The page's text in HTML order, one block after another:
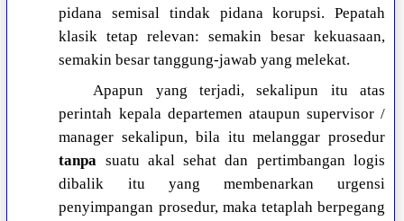
pidana semisal tindak pidana korupsi. Pepatah
klasik tetap relevan: semakin besar kekuasaan,
semakin besar tanggung-jawab yang melekat.
Apapun yang terjadi, sekalipun itu atas
perintah kepala departemen ataupun supervisor /
manager sekalipun, bila itu melanggar prosedur
tanpa suatu akal sehat dan pertimbangan logis
dibalik itu yang membenarkan urgensi
penyimpangan prosedur, maka tetaplah berpegang